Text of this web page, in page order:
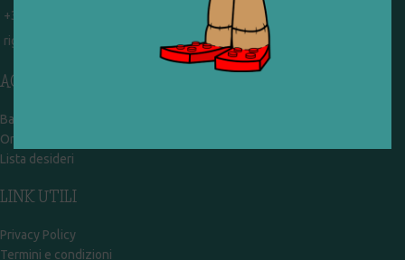
+39 328 767 9587
rigiocattolocb@gmail.com
ACCOUNT
Bacheca
Ordini
Lista desideri
LINK UTILI
Privacy Policy
Termini e condizioni